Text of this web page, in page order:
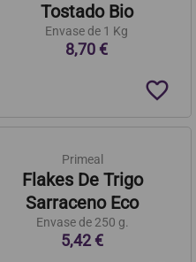
Tostado Bio
Envase de 1 Kg
8,70 €
favorite_border
Primeal
Flakes De Trigo
Sarraceno Eco
Envase de 250 g.
5,42 €